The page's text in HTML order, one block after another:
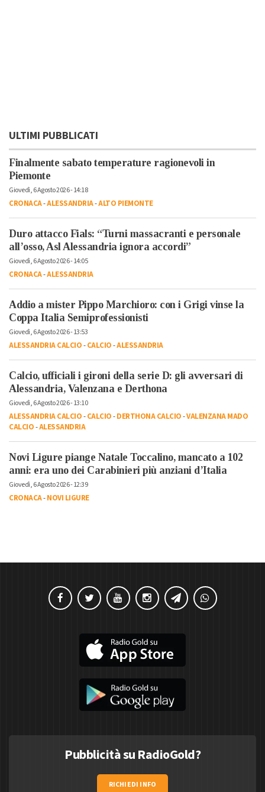
ULTIMI PUBBLICATI
Finalmente sabato temperature ragionevoli in
Piemonte
Giovedì, 6 Agosto 2026 - 14:18
CRONACA-ALESSANDRIA-ALTO PIEMONTE
Duro attacco Fials: “Turni massacranti e personale
all’osso, Asl Alessandria ignora accordi”
Giovedì, 6 Agosto 2026 - 14:05
CRONACA-ALESSANDRIA
Addio a mister Pippo Marchioro: con i Grigi vinse la
Coppa Italia Semiprofessionisti
Giovedì, 6 Agosto 2026 - 13:53
ALESSANDRIA CALCIO-CALCIO-ALESSANDRIA
Calcio, ufficiali i gironi della serie D: gli avversari di
Alessandria, Valenzana e Derthona
Giovedì, 6 Agosto 2026 - 13:10
ALESSANDRIA CALCIO-CALCIO-DERTHONA CALCIO-VALENZANA MADO
CALCIO-ALESSANDRIA
Novi Ligure piange Natale Toccalino, mancato a 102
anni: era uno dei Carabinieri più anziani d’Italia
Giovedì, 6 Agosto 2026 - 12:39
CRONACA-NOVI LIGURE
Pubblicità su RadioGold?
RICHIEDI INFO